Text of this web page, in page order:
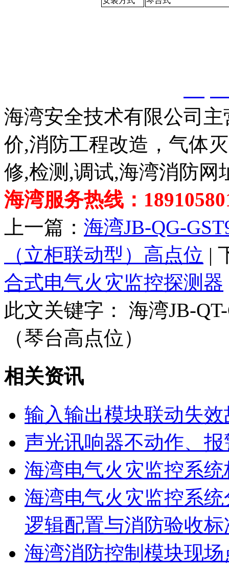
海湾安全技术有限公司
价,消防工程改造，气体
修,检测,调试,海湾消防网
海湾服务热线：
上一篇： 海湾JB-QG-
（立柜联动型）高点位 |
合式电气火灾监控探测器
此文关键字：
海湾JB-
（琴台高点位）
相关资讯
输入输出模块联动失效
声光讯响器不动作、
海湾电气火灾监控系
海湾电气火灾监控系
逻辑配置与消防验收标
海湾消防控制模块现